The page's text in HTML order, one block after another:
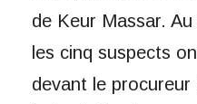
de Keur Massar. Au
les cinq suspects
devant le